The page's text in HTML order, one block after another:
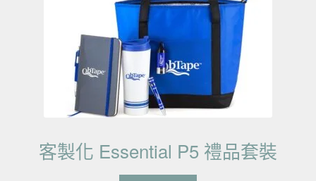
客製化 Essential P5 禮品套裝